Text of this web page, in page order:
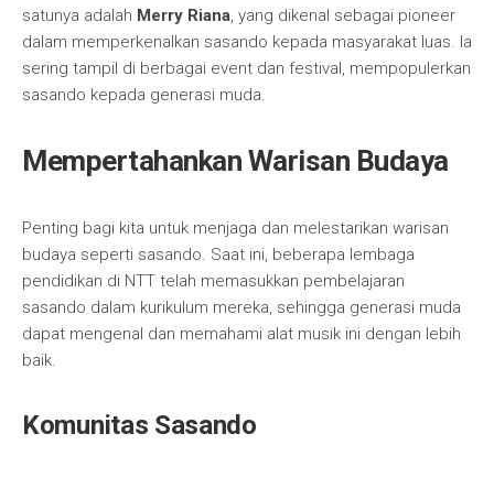
satunya adalah Merry Riana, yang dikenal sebagai pioneer
dalam memperkenalkan sasando kepada masyarakat luas. Ia
sering tampil di berbagai event dan festival, mempopulerkan
sasando kepada generasi muda.
Mempertahankan Warisan Budaya
Penting bagi kita untuk menjaga dan melestarikan warisan
budaya seperti sasando. Saat ini, beberapa lembaga
pendidikan di NTT telah memasukkan pembelajaran
sasando dalam kurikulum mereka, sehingga generasi muda
dapat mengenal dan memahami alat musik ini dengan lebih
baik.
Komunitas Sasando